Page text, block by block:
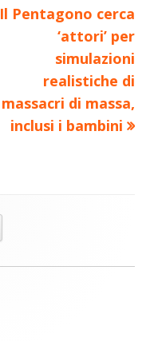
Nuovo
articolo:
Il Pentagono cerca
‘attori’ per
simulazioni
realistiche di
massacri di massa,
inclusi i bambini